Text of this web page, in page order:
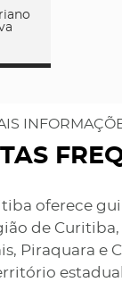
oferece
de Curitiba,
Piraquara e